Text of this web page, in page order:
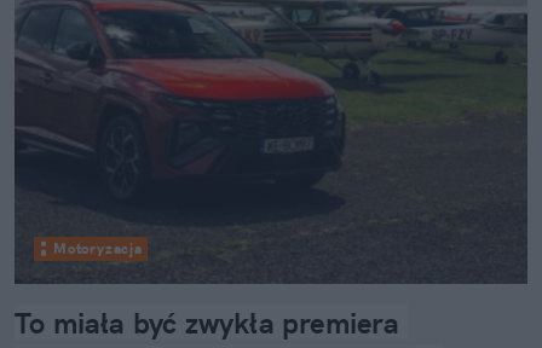
Motoryzacja
To miała być zwykła premiera